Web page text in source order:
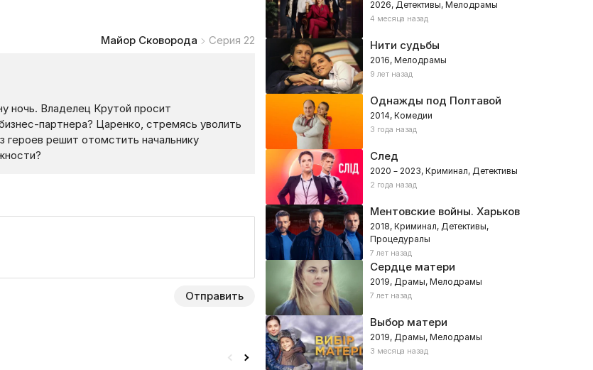
Майор Сковорода Серия 22
ночь. Владелец Крутой просит
партнера? Царенко, стремясь уволить
решит отомстить начальнику
Отправить
2026, Детективы, Мелодрамы
4 месяца назад
Нити судьбы
2016, Мелодрамы
9 лет назад
Однажды под Полтавой
2014, Комедии
3 года назад
След
2020 – 2023, Криминал, Детективы
2 года назад
Ментовские войны. Харьков
2018, Криминал, Детективы,
Процедуралы
7 лет назад
Сердце матери
2019, Драмы, Мелодрамы
7 лет назад
Выбор матери
2019, Драмы, Мелодрамы
3 месяца назад